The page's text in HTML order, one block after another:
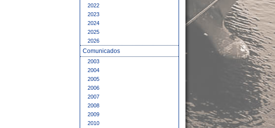
2022
2023
2024
2025
2026
Comunicados
2003
2004
2005
2006
2007
2008
2009
2010